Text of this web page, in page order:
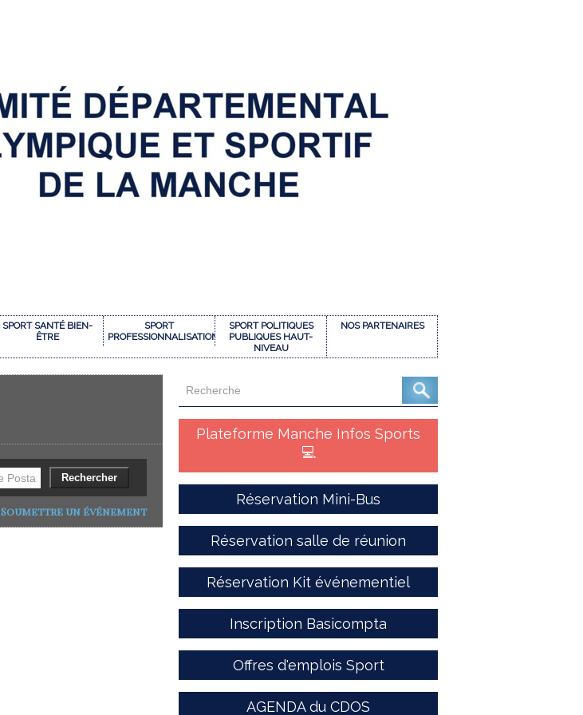
SPORT SANTÉ BIEN-
ÊTRE
SPORT
PROFESSIONNALISATION
SPORT POLITIQUES
PUBLIQUES HAUT-
NIVEAU
NOS PARTENAIRES
Soumettre un événement
Plateforme Manche Infos Sports
💻
Réservation Mini-Bus
Réservation salle de réunion
Réservation Kit événementiel
Inscription Basicompta
Offres d'emplois Sport
AGENDA du CDOS